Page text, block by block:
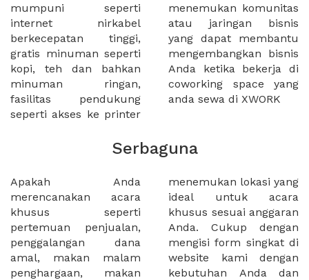
mumpuni seperti
internet nirkabel
berkecepatan tinggi,
gratis minuman seperti
kopi, teh dan bahkan
minuman ringan,
fasilitas pendukung
seperti akses ke printer
menemukan komunitas
atau jaringan bisnis
yang dapat membantu
mengembangkan bisnis
Anda ketika bekerja di
coworking space yang
anda sewa di XWORK
Serbaguna
Apakah Anda
merencanakan acara
khusus seperti
pertemuan penjualan,
penggalangan dana
amal, makan malam
penghargaan, makan
menemukan lokasi yang
ideal untuk acara
khusus sesuai anggaran
Anda. Cukup dengan
mengisi form singkat di
website kami dengan
kebutuhan Anda dan